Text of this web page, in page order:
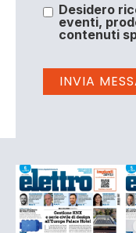
Desidero
eventi,
contenuti